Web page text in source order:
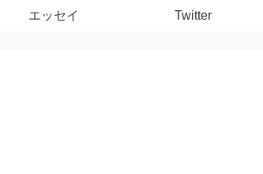
エッセイ Twitter